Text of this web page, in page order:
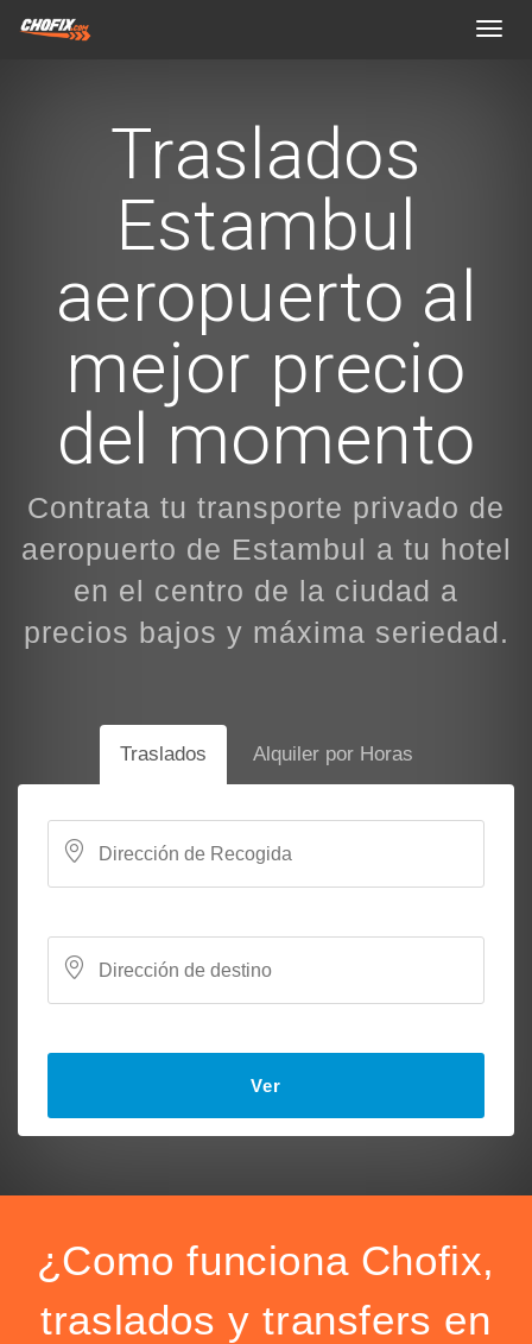
Traslados
Estambul
aeropuerto al
mejor precio
del momento
Contrata tu transporte privado de
aeropuerto de Estambul a tu hotel
en el centro de la ciudad a
precios bajos y máxima seriedad.
Traslados Alquiler por Horas
Ver
¿Como funciona Chofix,
traslados y transfers en